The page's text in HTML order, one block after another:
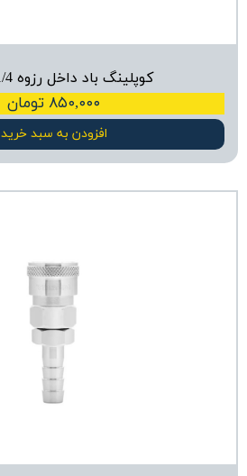
کوپلینگ باد داخل رزوه 1/4 توسن
۸۵۰,۰۰۰ تومان
افزودن به سبد خرید